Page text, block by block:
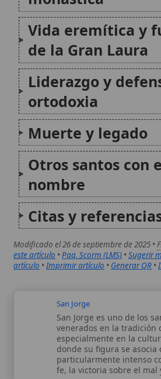
Citas y referencias
Modificado el 26 de septiembre de 2025 •
este artículo •Paq. Scorm (LMS)•Sugerir mejora
artículo•Imprimir artículo•Generar QR•
San Jorge
venerados en la tradición
especialmente en la cultura
donde su figura se asocia de
particularmente intenso con
fe, la victoria sobre el mal y
Papa Símaco
El Papa San Símaco (498-514
quincuagésimo primer obispo
pontificado estuvo marcado
significativo cisma conocido
Laurenziano. Este conflicto
disputada elección papal y se
durante varios años...
Artículo supervisado por el
editorial de Wikitólica. Las
del artículo están basadas
usando fuentes catolicas:
patrísticos, de santos,
teológicos, documentos